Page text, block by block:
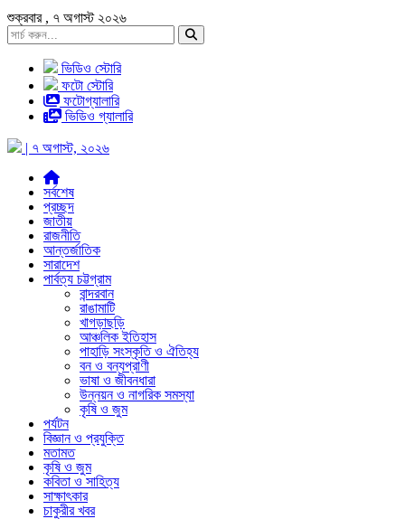
শুক্রবার , ৭ অগাস্ট ২০২৬
ভিডিও স্টোরি
ফটো স্টোরি
ফটোগ্যালারি
ভিডিও গ্যালারি
| ৭ অগাস্ট, ২০২৬
সর্বশেষ
প্রচ্ছদ
জাতীয়
রাজনীতি
আন্তর্জাতিক
সারাদেশ
পার্বত্য চট্টগ্রাম
বান্দরবান
রাঙামাটি
খাগড়াছড়ি
আঞ্চলিক ইতিহাস
পাহাড়ি সংস্কৃতি ও ঐতিহ্য
বন ও বন্যপ্রাণী
ভাষা ও জীবনধারা
উন্নয়ন ও নাগরিক সমস্যা
কৃষি ও জুম
পর্যটন
বিজ্ঞান ও প্রযুক্তি
মতামত
কৃষি ও জুম
কবিতা ও সাহিত্য
সাক্ষাৎকার
চাকুরীর খবর